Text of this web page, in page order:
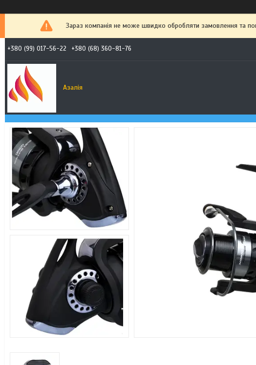
Зараз компанія не може швидко обробляти замовлення та
+380 (99) 017-56-22 +380 (68) 360-81-76
Азалія